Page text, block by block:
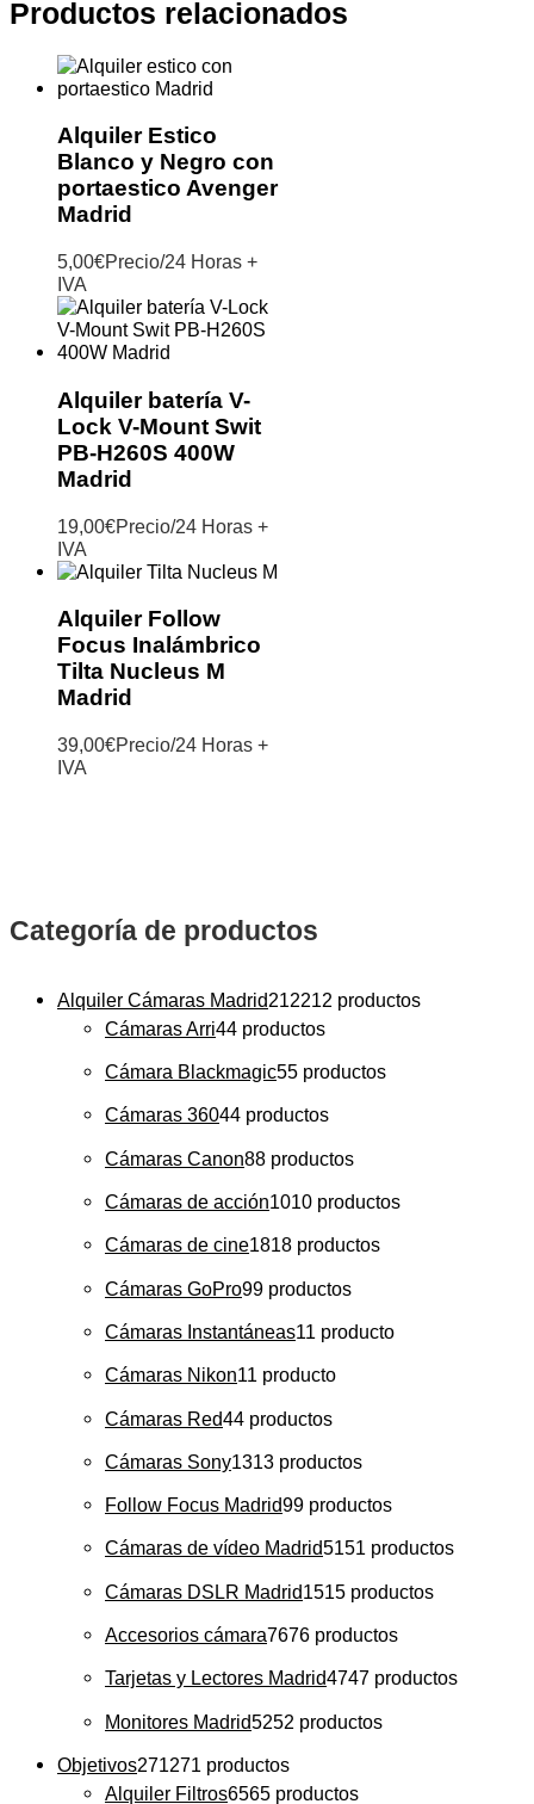
Categoría de productos
Alquiler Cámaras Madrid212212 productos
Cámaras Arri44 productos
Cámara Blackmagic55 productos
Cámaras 36044 productos
Cámaras Canon88 productos
Cámaras de acción1010 productos
Cámaras de cine1818 productos
Cámaras GoPro99 productos
Cámaras Instantáneas11 producto
Cámaras Nikon11 producto
Cámaras Red44 productos
Cámaras Sony1313 productos
Follow Focus Madrid99 productos
Cámaras de vídeo Madrid5151 productos
Cámaras DSLR Madrid1515 productos
Accesorios cámara7676 productos
Tarjetas y Lectores Madrid4747 productos
Monitores Madrid5252 productos
Objetivos271271 productos
Alquiler Filtros6565 productos
Productos relacionados
Alquiler Estico
Blanco y Negro con
portaestico Avenger
Madrid
5,00€Precio/24 Horas +
IVA
Alquiler batería V-
Lock V-Mount Swit
PB-H260S 400W
Madrid
19,00€Precio/24 Horas +
IVA
Alquiler Follow
Focus Inalámbrico
Tilta Nucleus M
Madrid
39,00€Precio/24 Horas +
IVA